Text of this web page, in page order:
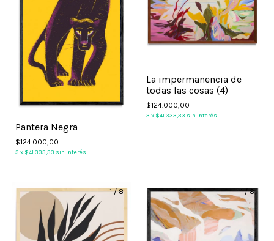
Pantera Negra
$124.000,00
3 x $41.333,33 sin interés
La impermanencia de
todas las cosas (4)
$124.000,00
3 x $41.333,33 sin interés
1/8 1/8